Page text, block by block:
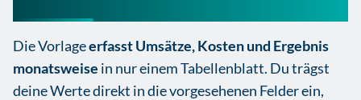
Die Vorlageerfasst Umsätze, Kosten und Ergebnis
monatsweise in nur einem Tabellenblatt. Du trägst
deine Werte direkt in die vorgesehenen Felder ein,